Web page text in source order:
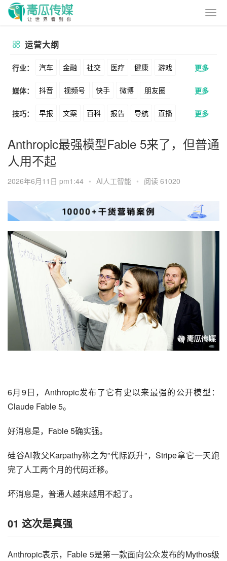
运营大纲
行业： 汽车 金融 社交 医疗 健康 游戏
动漫 美妆 美食 家装 教育 婚纱
酒旅 母婴 宠物 文娱 跨境 科技
广告 元宇宙 房地产
更多
媒体： 抖音 视频号 快手 微博 朋友圈
公众号 B站 小红书 头条 知乎
Soul 360 百度 搜狗 爱奇艺 美柚
美图
Tiktok Yahoo Bing
更多
技巧： 早报 文案 百科 报告 导航 直播
脚本 话术 电商 私域 社群
涨粉
数据 拉新 活动 用户 游戏 海外
元宇宙 跨境 青瓜通
更多
Anthropic最强模型Fable 5来了，但普通
人用不起
2026年6月11日 pm1:44 • AI人工智能 • 阅读 61020
6月9日， Anthropic发布了它有史以来最强的公开模型：
Claude Fable 5。
好消息是，Fable 5确实强。
硅谷AI教父Karpathy称之为”代际跃升”，Stripe拿它一天跑
完了人工两个月的代码迁移。
坏消息是，普通人越来越用不起了。
01 这次是真强
Anthropic表示，Fable 5是第一款面向公众发布的Mythos级